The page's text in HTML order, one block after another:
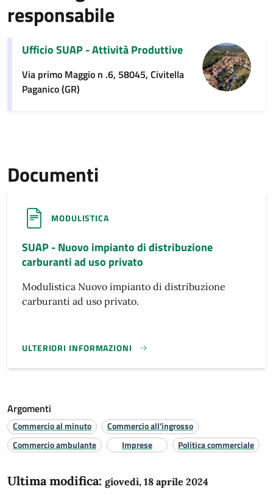
responsabile
Ufficio SUAP - Attività Produttive
Via primo Maggio n .6, 58045, Civitella
Paganico (GR)
Documenti
MODULISTICA
SUAP - Nuovo impianto di distribuzione
carburanti ad uso privato
Modulistica Nuovo impianto di distribuzione
carburanti ad uso privato.
ULTERIORI INFORMAZIONI
SUAP - NUOVO IMPIANTO DI DISTRIBUZIONE CARBURANTI
Argomenti
Commercio al minuto
Commercio all'ingrosso
Commercio ambulante
Imprese Politica commerciale
Ultima modifica: giovedì, 18 aprile 2024